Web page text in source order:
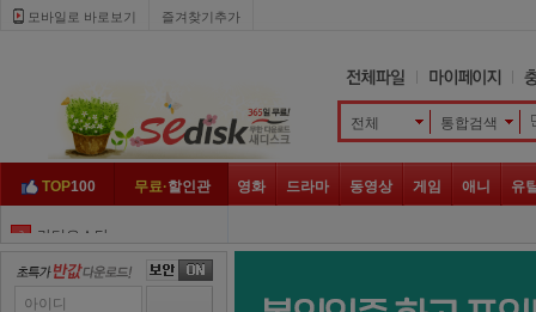
모바일로 바로보기 즐겨찾기추가
전체 통합검색
TOP100 무료·할인관 영화 드라마 동영상 게임 애니 유
3 라디오스타
런닝맨
골목식당
아이디